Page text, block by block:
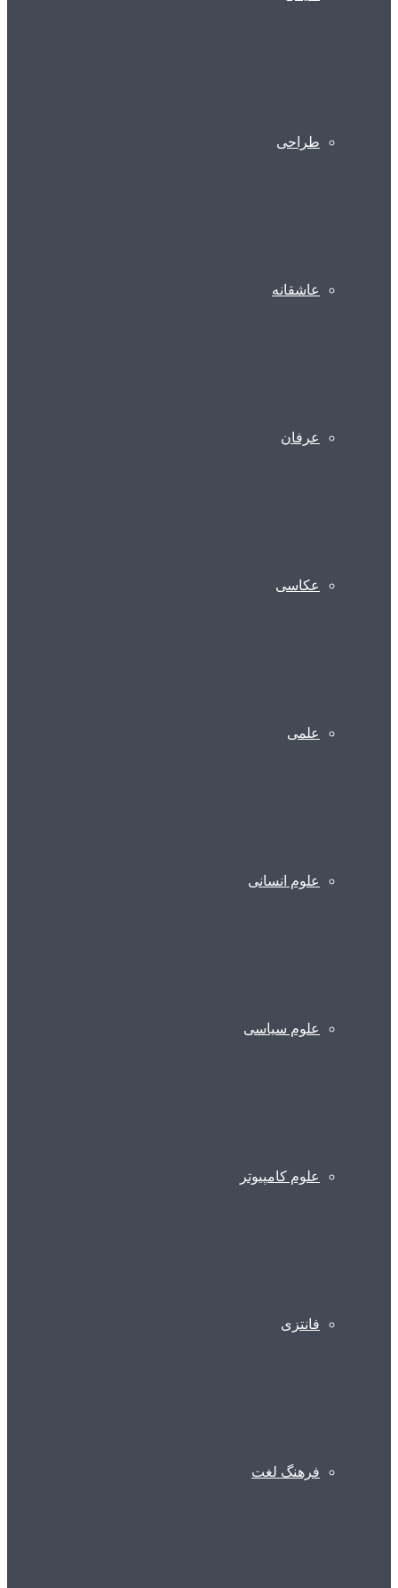
طراحی
عاشقانه
عرفان
عکاسی
علمی
علوم انسانی
علوم سیاسی
علوم کامپیوتر
فانتزی
فرهنگ لغت